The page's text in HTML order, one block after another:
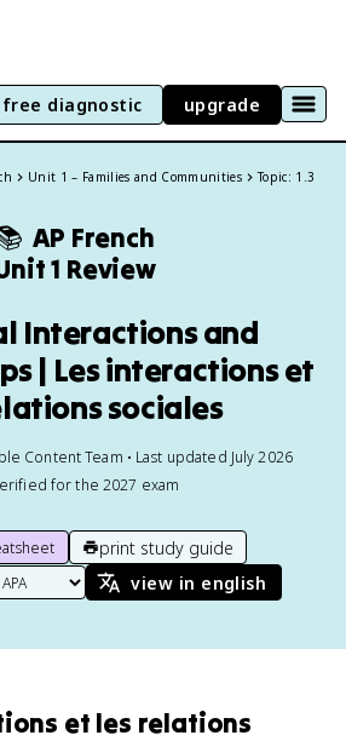
free diagnostic upgrade
Unit 1 – Families and Communities Topic: 1.3
AP French
1 Review
Interactions and
| Les interactions et
sociales
Content Team • Last updated July 2026
for the 2027 exam
print study guide
view in english
et les relations